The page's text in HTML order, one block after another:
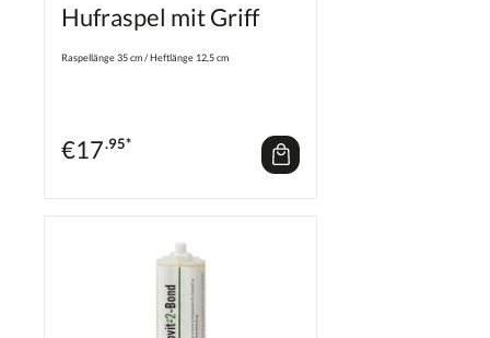
Hufraspel mit Griff
Raspellänge 35 cm / Heftlänge 12,5 cm
€17.95*